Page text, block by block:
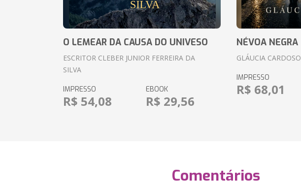
O LEMEAR DA CAUSA DO UNIVESO
ESCRITOR CLEBER JUNIOR FERREIRA DA
SILVA
IMPRESSO
R$ 54,08
EBOOK
R$ 29,56
NÉVOA NEGRA
GLÁUCIA CARDOSO
IMPRESSO
R$ 68,01
Comentários